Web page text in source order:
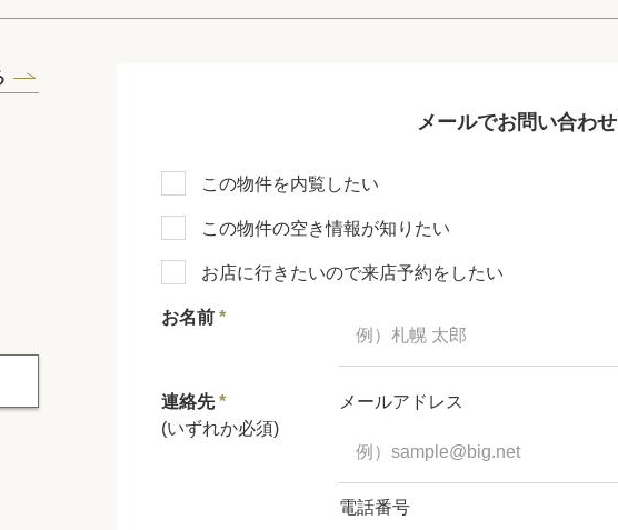
メールでお問い合わせ
この物件を内覧したい
この物件の空き情報が知りたい
お店に行きたいので来店予約をしたい
お名前 *
連絡先*
(いずれか必須)
メールアドレス
電話番号